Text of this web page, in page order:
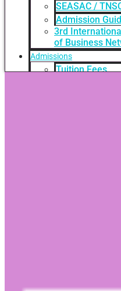
SEASAC /
Admission
3rd
of Business
Admissions
Tuition Fees